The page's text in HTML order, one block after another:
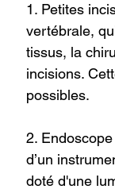
1. Petites
vertébrale,
tissus, la
incisions.
possibles.
2.
d’un
doté d'une